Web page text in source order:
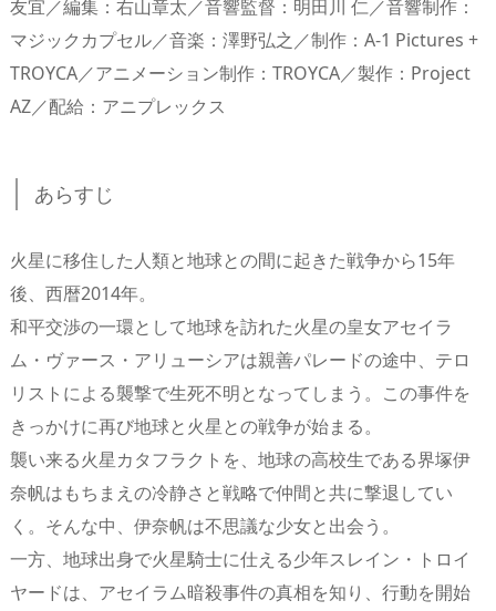
友宜／編集：右山章太／音響監督：明田川 仁／音響制作：
マジックカプセル／音楽：澤野弘之／制作：A-1 Pictures +
TROYCA／アニメーション制作：TROYCA／製作：Project
AZ／配給：アニプレックス
あらすじ
火星に移住した人類と地球との間に起きた戦争から15年
後、西暦2014年。
和平交渉の一環として地球を訪れた火星の皇女アセイラ
ム・ヴァース・アリューシアは親善パレードの途中、テロ
リストによる襲撃で生死不明となってしまう。この事件を
きっかけに再び地球と火星との戦争が始まる。
襲い来る火星カタフラクトを、地球の高校生である界塚伊
奈帆はもちまえの冷静さと戦略で仲間と共に撃退してい
く。そんな中、伊奈帆は不思議な少女と出会う。
一方、地球出身で火星騎士に仕える少年スレイン・トロイ
ヤードは、アセイラム暗殺事件の真相を知り、行動を開始